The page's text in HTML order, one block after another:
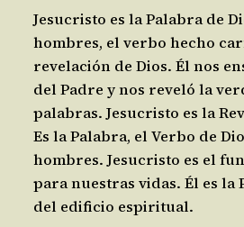
Jesucristo es la Palabra de
hombres, el verbo hecho
revelación de Dios. Él nos
del Padre y nos reveló la
palabras. Jesucristo es la
Es la Palabra, el Verbo de
hombres. Jesucristo es el
para nuestras vidas. Él es
del edificio espiritual.